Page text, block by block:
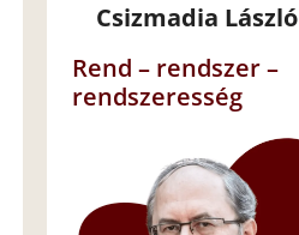
Csizmadia László
Rend – rendszer –
rendszeresség